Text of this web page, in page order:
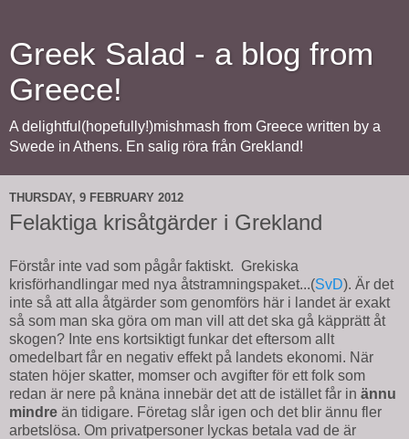
Greek Salad - a blog from
Greece!
A delightful(hopefully!)mishmash from Greece written by a
Swede in Athens. En salig röra från Grekland!
THURSDAY, 9 FEBRUARY 2012
Felaktiga krisåtgärder i Grekland
Förstår inte vad som pågår faktiskt. Grekiska
krisförhandlingar med nya åtstramningspaket...(SvD). Är det
inte så att alla åtgärder som genomförs här i landet är exakt
så som man ska göra om man vill att det ska gå käpprätt åt
skogen? Inte ens kortsiktigt funkar det eftersom allt
omedelbart får en negativ effekt på landets ekonomi. När
staten höjer skatter, momser och avgifter för ett folk som
redan är nere på knäna innebär det att de istället får in ännu
mindre än tidigare. Företag slår igen och det blir ännu fler
arbetslösa. Om privatpersoner lyckas betala vad de är